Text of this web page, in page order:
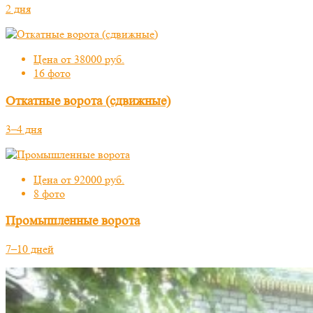
2 дня
Цена от 38000 руб.
16 фото
Откатные ворота (сдвижные)
3–4 дня
Цена от 92000 руб.
8 фото
Промышленные ворота
7–10 дней